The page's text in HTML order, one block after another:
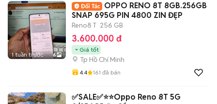
1 tuần trước 6
OPPO RENO 8T 8GB.256GB
SNAP 695G PIN 4800 ZIN ĐẸP
Reno8 T 256 GB
3.600.000 đ
Giá tốt
Tp Hồ Chí Minh
4.4 161 đã bán
✅SALE✅⭐️⭐️Oppo Reno 8T 5G